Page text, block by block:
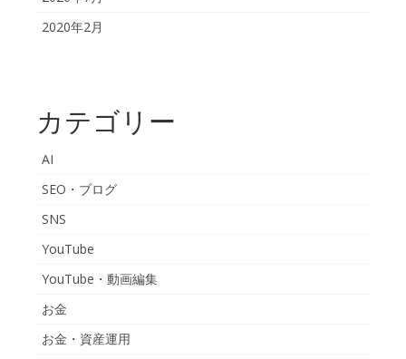
2020年2月
カテゴリー
AI
SEO・ブログ
SNS
YouTube
YouTube・動画編集
お金
お金・資産運用